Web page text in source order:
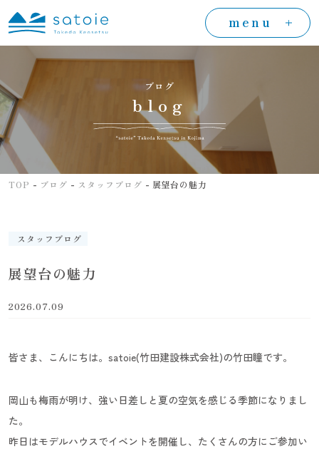
menu
ブログ
blog
TOP - ブログ - スタッフブログ - 展望台の魅力
スタッフブログ
展望台の魅力
2026.07.09
皆さま、こんにちは。satoie(竹田建設株式会社)の竹田瞳です。
岡山も梅雨が明け、強い日差しと夏の空気を感じる季節になりまし
た。
昨日はモデルハウスでイベントを開催し、たくさんの方にご参加い